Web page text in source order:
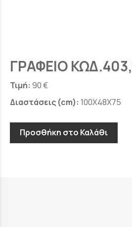
ΓΡΑΦΕΙΟ
Τιμή: 90 €
Διαστάσεις (cm): 100X48X75
Προσθήκη στο Καλάθι